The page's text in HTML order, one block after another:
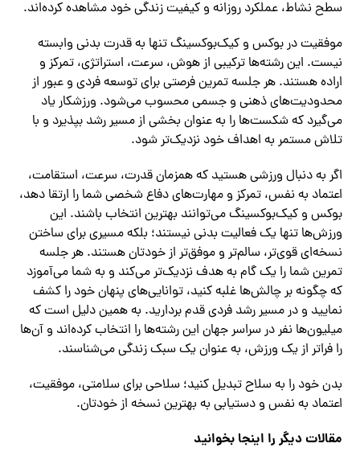
سطح نشاط، عملکرد روزانه و کیفیت زندگی خود مشاهده کرده‌اند.
موفقیت در بوکس و کیک‌بوکسینگ تنها به قدرت بدنی وابسته
نیست. این رشته‌ها ترکیبی از هوش، سرعت، استراتژی، تمرکز و
اراده هستند. هر جلسه تمرین فرصتی برای توسعه فردی و عبور از
محدودیت‌های ذهنی و جسمی محسوب می‌شود. ورزشکار یاد
می‌گیرد که شکست‌ها را به عنوان بخشی از مسیر رشد بپذیرد و با
تلاش مستمر به اهداف خود نزدیک‌تر شود.
اگر به دنبال ورزشی هستید که همزمان قدرت، سرعت، استقامت،
اعتماد به نفس، تمرکز و مهارت‌های دفاع شخصی شما را ارتقا دهد،
بوکس و کیک‌بوکسینگ می‌توانند بهترین انتخاب باشند. این
ورزش‌ها تنها یک فعالیت بدنی نیستند؛ بلکه مسیری برای ساختن
نسخه‌ای قوی‌تر، سالم‌تر و موفق‌تر از خودتان هستند. هر جلسه
تمرین شما را یک گام به هدف نزدیک‌تر می‌کند و به شما می‌آموزد
که چگونه بر چالش‌ها غلبه کنید، توانایی‌های پنهان خود را کشف
نمایید و در مسیر رشد فردی قدم بردارید. به همین دلیل است که
میلیون‌ها نفر در سراسر جهان این رشته‌ها را انتخاب کرده‌اند و آن‌ها
را فراتر از یک ورزش، به عنوان یک سبک زندگی می‌شناسند.
بدن خود را به سلاح تبدیل کنید؛ سلاحی برای سلامتی، موفقیت،
اعتماد به نفس و دستیابی به بهترین نسخه از خودتان.
مقالات دیگر را اینجا بخوانید